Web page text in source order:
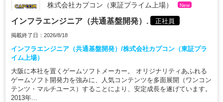
株式会社カプコン（東証プライム上場） New
インフラエンジニア（共通基盤開発）. 正社員
掲載終了日：2026/8/18
インフラエンジニア（共通基盤開発）/株式会社カプコン（東証プラ
イム上場）
大阪に本社を置くゲームソフトメーカー。 オリジナリティあふれる
ゲームソフト開発力を強みに、人気コンテンツを多面展開（ワンコン
テンツ・マルチユース）することにより、安定成長を遂げています。
2013年...